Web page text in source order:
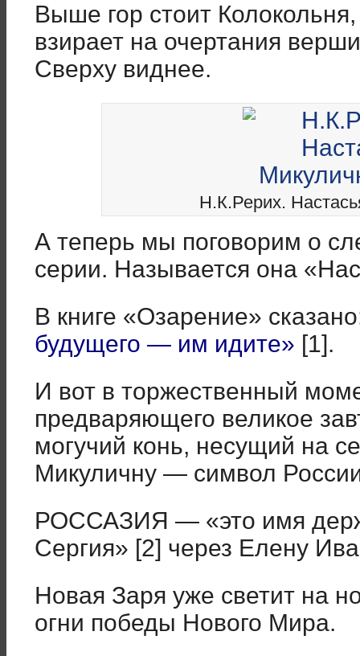
Выше гор стоит
взирает на очертания
Сверху виднее.
Н.К.Рерих.
А теперь мы поговорим о
серии. Называется она
В книге «Озарение»
будущего — им идите» [1].
И вот в торжественный
предваряющего великое
могучий конь, несущий на
Микуличну — символ
РОССАЗИЯ — «это имя
Сергия» [2] через Елену
Новая Заря уже светит на
огни победы Нового Мира.